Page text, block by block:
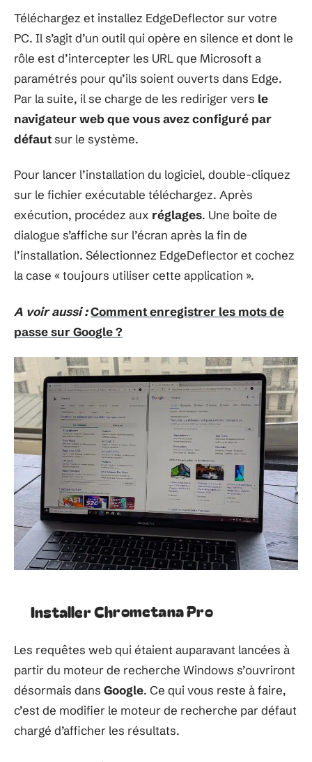
Téléchargez et installez EdgeDeflector sur votre
PC. Il s’agit d’un outil qui opère en silence et dont le
rôle est d’intercepter les URL que Microsoft a
paramétrés pour qu’ils soient ouverts dans Edge.
Par la suite, il se charge de les rediriger vers le
navigateur web que vous avez configuré par
défautsur le système.
Pour lancer l’installation du logiciel, double-cliquez
sur le fichier exécutable téléchargez. Après
exécution, procédez aux réglages. Une boite de
dialogue s’affiche sur l’écran après la fin de
l’installation. Sélectionnez EdgeDeflector et cochez
la case « toujours utiliser cette application ».
A voir aussi :Comment enregistrer les mots de
passe sur Google ?
Installer Chrometana Pro
Les requêtes web qui étaient auparavant lancées à
partir du moteur de recherche Windows s’ouvriront
désormais dans Google. Ce qui vous reste à faire,
c’est de modifier le moteur de recherche par défaut
chargé d’afficher les résultats.